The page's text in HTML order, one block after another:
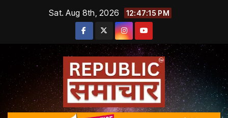
Sat. Aug 8th, 2026 12:47:15 PM